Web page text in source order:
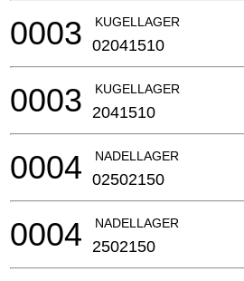
KUGELLAGER
0003 02041510
KUGELLAGER
0003 2041510
NADELLAGER
0004 02502150
NADELLAGER
0004 2502150